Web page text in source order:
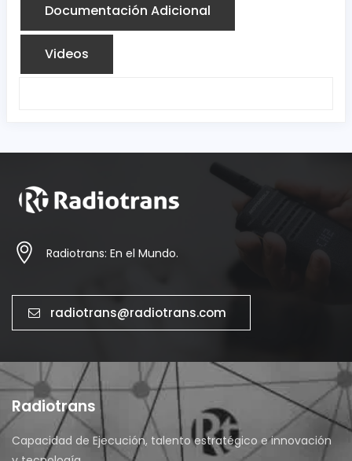
Documentación Adicional
Videos
Radiotrans: En el Mundo.
radiotrans@radiotrans.com
Radiotrans
Capacidad de Ejecución, talento estratégico e innovación